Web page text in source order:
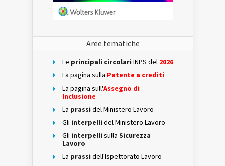
Aree tematiche
Le principali circolari INPS del 2026
La pagina sulla Patente a crediti
La pagina sull'Assegno di
Inclusione
La prassi del Ministero Lavoro
Gli interpelli del Ministero Lavoro
Gli interpelli sulla Sicurezza
Lavoro
La prassi dell'Ispettorato Lavoro